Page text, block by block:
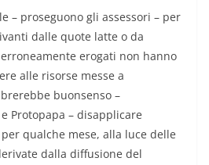
– proseguono gli assessori – per
dalle quote latte o da
erogati non hanno
alle risorse messe a
buonsenso –
Protopapa – disapplicare
qualche mese, alla luce delle
dalla diffusione del